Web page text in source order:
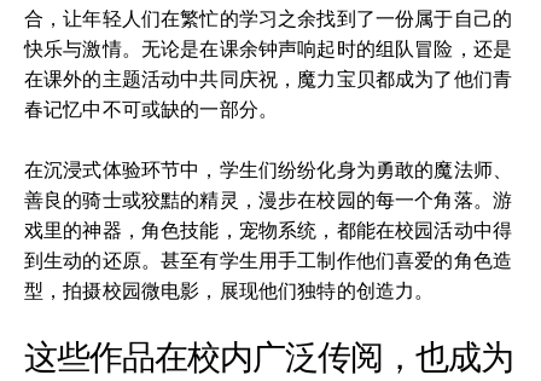
合，让年轻人们在繁忙的学习之余找到了一份属于自己的
快乐与激情。无论是在课余钟声响起时的组队冒险，还是
在课外的主题活动中共同庆祝，魔力宝贝都成为了他们青
春记忆中不可或缺的一部分。
在沉浸式体验环节中，学生们纷纷化身为勇敢的魔法师、
善良的骑士或狡黠的精灵，漫步在校园的每一个角落。游
戏里的神器，角色技能，宠物系统，都能在校园活动中得
到生动的还原。甚至有学生用手工制作他们喜爱的角色造
型，拍摄校园微电影，展现他们独特的创造力。
这些作品在校内广泛传阅，也成为